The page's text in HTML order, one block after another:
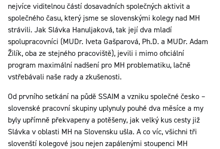
nejvíce viditelnou částí dosavadních společných aktivit a
společného času, který jsme se slovenskými kolegy nad MH
strávili. Jak Slávka Hanuljaková, tak její dva mladí
spolupracovníci (MUDr. Iveta Gašparová, Ph.D. a MUDr. Adam
Žilík, oba ze stejného pracoviště), jevili i mimo oficiální
program maximální nadšení pro MH problematiku, lačně
vstřebávali naše rady a zkušenosti.
Od prvního setkání na půdě SSAIM a vzniku společné česko –
slovenské pracovní skupiny uplynuly pouhé dva měsíce a my
byly upřímně překvapeny a potěšeny, jak velký kus cesty již
Slávka v oblasti MH na Slovensku ušla. A co víc, všichni tři
slovenští kolegové jsou nejen zapálenými stoupenci MH